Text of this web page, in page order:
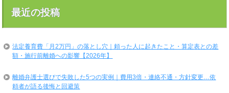
最近の投稿
法定養育費「月2万円」の落とし穴｜頼った人に起きたこと・算定表との差
額・施行前離婚への影響【2026年】
離婚弁護士選びで失敗した5つの実例｜費用3倍・連絡不通・方針変更…依
頼者が語る後悔と回避策